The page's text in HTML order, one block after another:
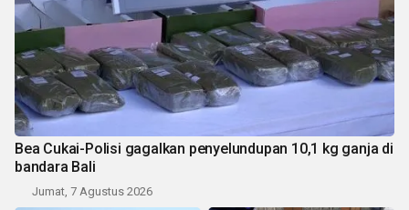
Bea Cukai-Polisi gagalkan penyelundupan 10,1 kg ganja di
bandara Bali
Jumat, 7 Agustus 2026